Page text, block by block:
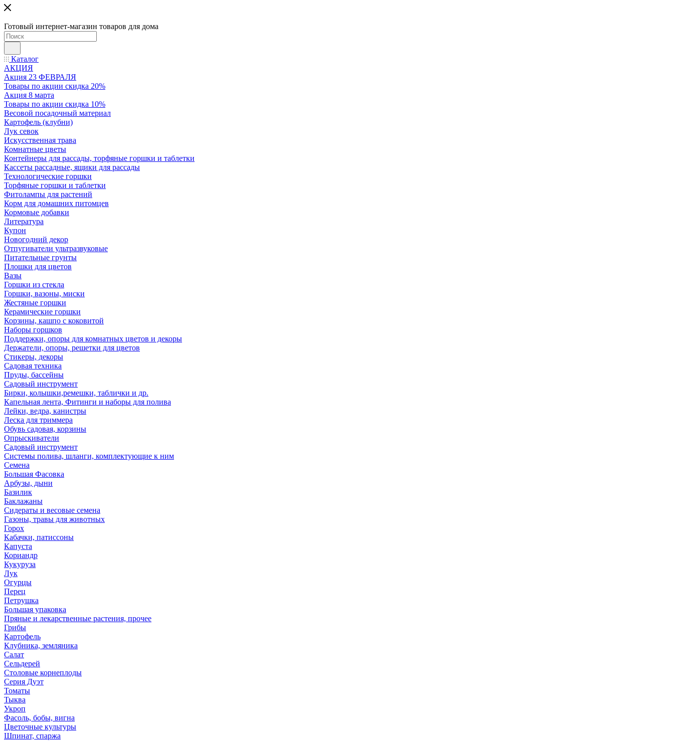
Готовый интернет-магазин товаров для дома
Каталог
АКЦИЯ
Акция 23 ФЕВРАЛЯ
Товары по акции скидка 20%
Акция 8 марта
Товары по акции скидка 10%
Весовой посадочный материал
Картофель (клубни)
Лук севок
Искусственная трава
Комнатные цветы
Контейнеры для рассады, торфяные горшки и таблетки
Кассеты рассадные, ящики для рассады
Технологические горшки
Торфяные горшки и таблетки
Фитолампы для растений
Корм для домашних питомцев
Кормовые добавки
Литература
Купон
Новогодний декор
Отпугиватели ультразвуковые
Питательные грунты
Плошки для цветов
Вазы
Горшки из стекла
Горшки, вазоны, миски
Жестяные горшки
Керамические горшки
Корзины, кашпо с коковитой
Наборы горшков
Поддержки, опоры для комнатных цветов и декоры
Держатели, опоры, решетки для цветов
Стикеры, декоры
Садовая техника
Пруды, бассейны
Садовый инструмент
Бирки, колышки,ремешки, таблички и др.
Капельная лента, Фитинги и наборы для полива
Лейки, ведра, канистры
Леска для триммера
Обувь садовая, корзины
Опрыскиватели
Садовый инструмент
Системы полива, шланги, комплектующие к ним
Семена
Большая Фасовка
Арбузы, дыни
Базилик
Баклажаны
Сидераты и весовые семена
Газоны, травы для животных
Горох
Кабачки, патиссоны
Капуста
Кориандр
Кукуруза
Лук
Огурцы
Перец
Петрушка
Большая упаковка
Пряные и лекарственные растения, прочее
Грибы
Картофель
Клубника, земляника
Салат
Сельдерей
Столовые корнеплоды
Серия Дуэт
Томаты
Тыква
Укроп
Фасоль, бобы, вигна
Цветочные культуры
Шпинат, спаржа